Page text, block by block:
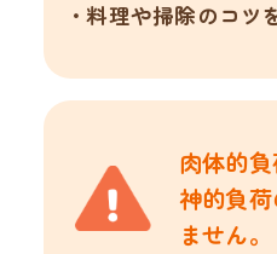
料理や掃除のコツ
肉体的
神的負
ません。